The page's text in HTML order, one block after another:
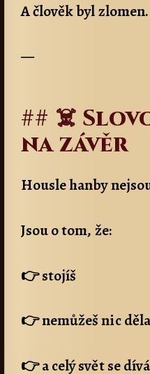
A člověk byl zlomen.
—
## ☠️
na závěr
Housle hanby
Jsou o tom, že:
👉 stojíš
👉 nemůžeš nic
👉 a celý svět se dívá